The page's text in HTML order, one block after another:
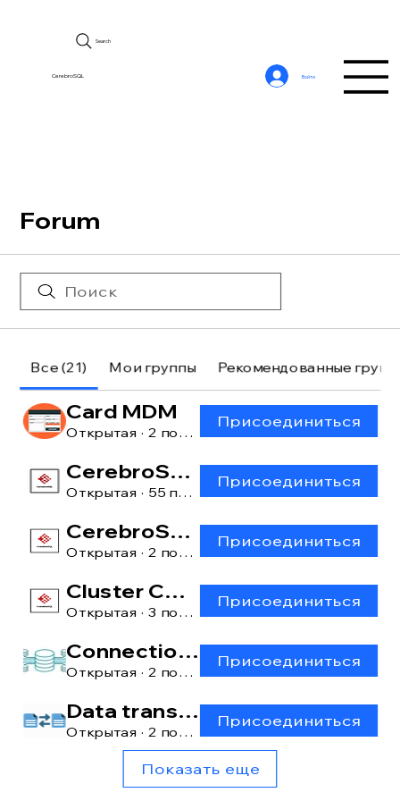
CerebroSQL
Search
Войти
Forum
Все (21) Мои группы Рекомендованные
Card MDM
Открытая · 2 пользователя
Присоединиться
CerebroSQL
Открытая · 55 пользователей
Присоединиться
CerebroSQL: main window
Открытая · 2 пользователя
Присоединиться
Cluster CerebroSQL
Открытая · 3 пользователя
Присоединиться
Connection manager
Открытая · 2 пользователя
Присоединиться
Data transfer [lite]
Открытая · 2 пользователя
Присоединиться
Показать еще